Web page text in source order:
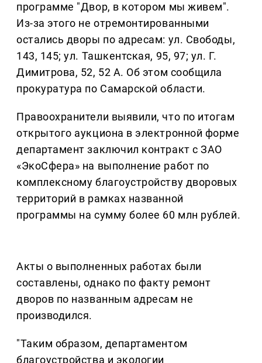
программе "Двор, в котором мы живем".
Из-за этого не отремонтированными
остались дворы по адресам: ул. Свободы,
143, 145; ул. Ташкентская, 95, 97; ул. Г.
Димитрова, 52, 52 А. Об этом сообщила
прокуратура по Самарской области.
Правоохранители выявили, что по итогам
открытого аукциона в электронной форме
департамент заключил контракт с ЗАО
«ЭкоСфера» на выполнение работ по
комплексному благоустройству дворовых
территорий в рамках названной
программы на сумму более 60 млн рублей.
Акты о выполненных работах были
составлены, однако по факту ремонт
дворов по названным адресам не
производился.
"Таким образом, департаментом
благоустройства и экологии